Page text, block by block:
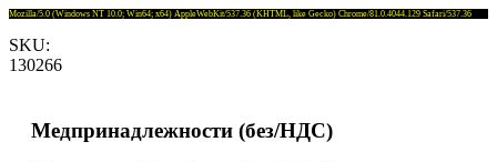
Mozilla/5.0 (Windows NT 10.0; Win64; x64) AppleWebKit/537.36 (KHTML, like Gecko) Chrome/81.0.4044.129 Safari/537.36
SKU:
130266
Медпринадлежности (без/НДС)